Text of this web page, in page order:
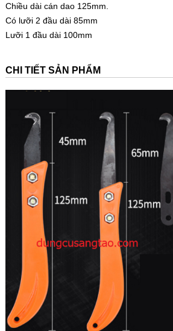
Chiều dài cán dao 125mm.
Có lưỡi 2 đầu dài 85mm
Lưỡi 1 đầu dài 100mm
CHI TIẾT SẢN PHẨM